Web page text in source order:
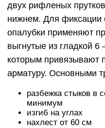
двух рифленых
нижнем. Для фиксации
опалубки применяют
выгнутые из гладкой
которым привязывают
арматуру. Основными
разбежка стыков в
минимум
изгиб на углах
нахлест от 60 см